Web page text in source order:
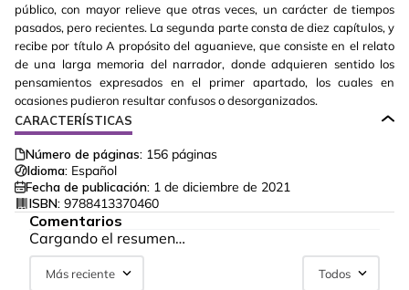
público, con mayor relieve que otras veces, un carácter de tiempos
pasados, pero recientes. La segunda parte consta de diez capítulos, y
recibe por título A propósito del aguanieve, que consiste en el relato
de una larga memoria del narrador, donde adquieren sentido los
pensamientos expresados en el primer apartado, los cuales en
ocasiones pudieron resultar confusos o desorganizados.
CARACTERÍSTICAS
Número de páginas: 156 páginas
Idioma: Español
Fecha de publicación: 1 de diciembre de 2021
ISBN: 9788413370460
Comentarios
Cargando el resumen…
Más reciente Todos